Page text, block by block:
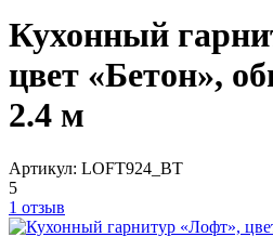
Кухонный
цвет «Бетон»,
2.4 м
Артикул: LOFT924_BT
5
1 отзыв